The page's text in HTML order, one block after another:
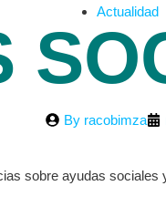
Actualidad
By racobimza
sobre ayudas sociales